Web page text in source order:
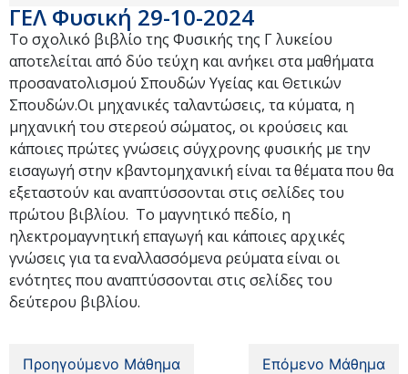
ΓΕΛ Φυσική 29-10-2024
Το σχολικό βιβλίο της Φυσικής της Γ λυκείου
αποτελείται από δύο τεύχη και ανήκει στα μαθήματα
προσανατολισμού Σπουδών Υγείας και Θετικών
Σπουδών.Οι μηχανικές ταλαντώσεις, τα κύματα, η
μηχανική του στερεού σώματος, οι κρούσεις και
κάποιες πρώτες γνώσεις σύγχρονης φυσικής με την
εισαγωγή στην κβαντομηχανική είναι τα θέματα που θα
εξεταστούν και αναπτύσσονται στις σελίδες του
πρώτου βιβλίου. Το μαγνητικό πεδίο, η
ηλεκτρομαγνητική επαγωγή και κάποιες αρχικές
γνώσεις για τα εναλλασσόμενα ρεύματα είναι οι
ενότητες που αναπτύσσονται στις σελίδες του
δεύτερου βιβλίου.
Προηγούμενο Μάθημα Επόμενο Μάθημα